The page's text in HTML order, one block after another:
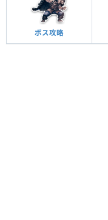
ボス攻略